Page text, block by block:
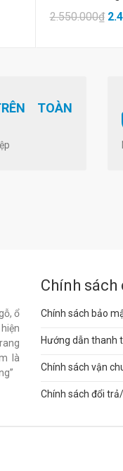
2.550.000₫
TOÀN
ổ
là
Chính sách
Chính sách bảo
Hướng dẫn thanh
Chính sách vận
Chính sách đổi